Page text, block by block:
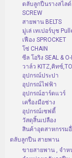
ตลับลูกปืนรางสไลด์
SCREW
สายพาน BELTS
มู่เล่ เทเปอร์บุช
เฟือง SPROCKET
โซ่ CHAIN
ซีล โอริง SEAL & O-
วาล์ว KITZ,คิทซ์
อุปกรณ์ประปา
อุปกรณ์ไฟฟ้า
อุปกรณ์ฮาร์ดแวร์
เครื่องมือช่าง
อุปกรณ์เซฟตี้
วัสดุสิ้นเปลือง
สินค้าอุตสาหกรรม
ตลับลูกปืน สายพาน
ขายสายพาน , จำ